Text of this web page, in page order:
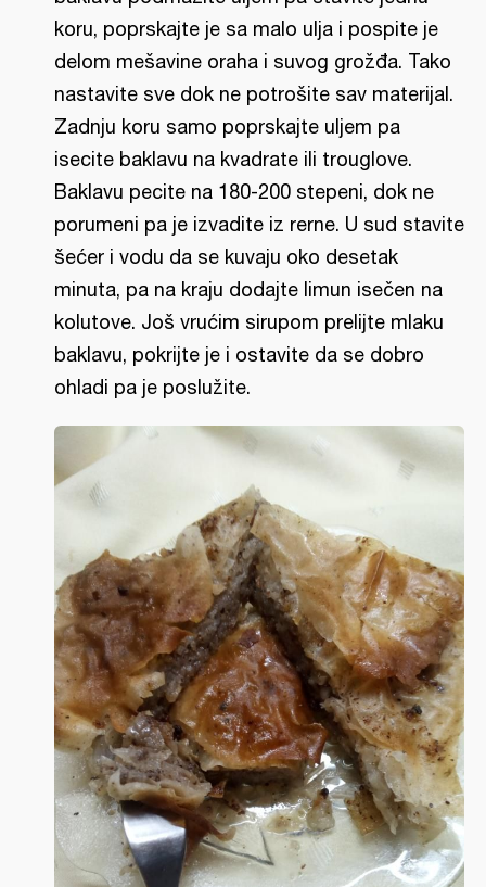
koru, poprskajte je sa malo ulja i pospite je
delom mešavine oraha i suvog grožđa. Tako
nastavite sve dok ne potrošite sav materijal.
Zadnju koru samo poprskajte uljem pa
isecite baklavu na kvadrate ili trouglove.
Baklavu pecite na 180-200 stepeni, dok ne
porumeni pa je izvadite iz rerne. U sud stavite
šećer i vodu da se kuvaju oko desetak
minuta, pa na kraju dodajte limun isečen na
kolutove. Još vrućim sirupom prelijte mlaku
baklavu, pokrijte je i ostavite da se dobro
ohladi pa je poslužite.